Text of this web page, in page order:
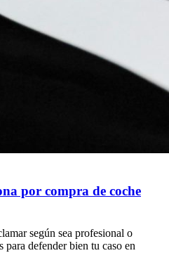
por compra de coche
según sea profesional o
defender bien tu caso en